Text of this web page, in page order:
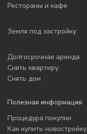
Рестораны и кафе
Земля под застройку
Долгосрочная аренда
Снять квартиру
Снять дом
Полезная информация
Процедура покупки
Как купить новостройку